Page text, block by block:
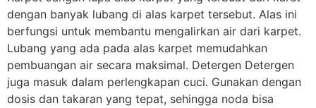
dengan banyak lubang di alas karpet tersebut. Alas ini
berfungsi untuk membantu mengalirkan air dari karpet.
Lubang yang ada pada alas karpet memudahkan
pembuangan air secara maksimal. Detergen Detergen
juga masuk dalam perlengkapan cuci. Gunakan dengan
dosis dan takaran yang tepat, sehingga noda bisa